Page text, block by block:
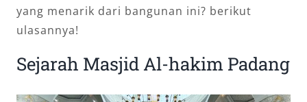
yang menarik dari bangunan ini? berikut
ulasannya!
Sejarah Masjid Al-hakim Padang